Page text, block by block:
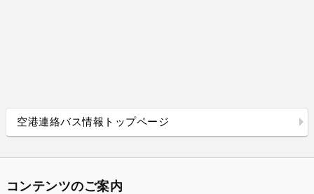
空港連絡バス情報トップページ
コンテンツのご案内